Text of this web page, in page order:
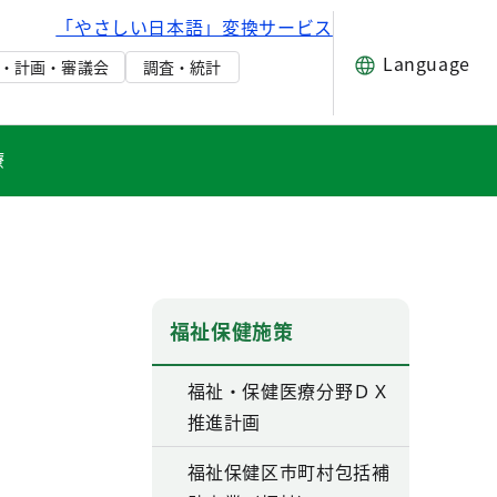
「やさしい日本語」変換サービス
計画・審議会 調査・統計 Language
福祉保健施策
福祉・保健医療分野ＤＸ
推進計画
福祉保健区市町村包括補